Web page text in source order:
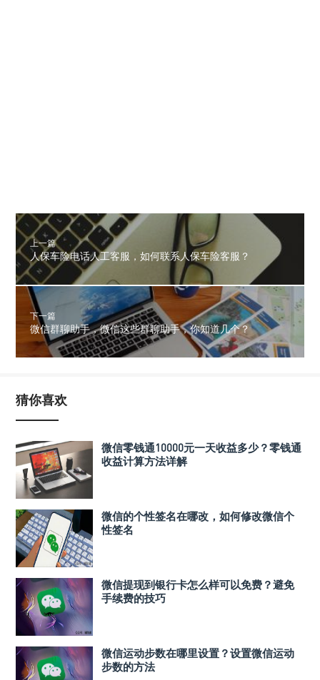
上一篇
人保车险电话人工客服，如何联系人保车险客服？
下一篇
微信群聊助手，微信这些群聊助手，你知道几个？
猜你喜欢
微信零钱通10000元一天收益多少？零钱通
收益计算方法详解
微信的个性签名在哪改，如何修改微信个
性签名
微信提现到银行卡怎么样可以免费？避免
手续费的技巧
微信运动步数在哪里设置？设置微信运动
步数的方法